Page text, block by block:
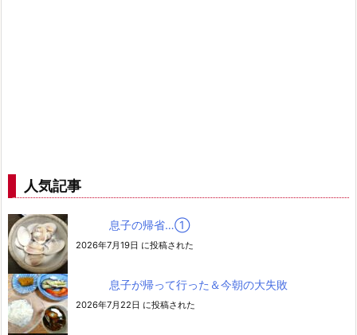
人気記事
息子の帰省…➀
2026年7月19日 に投稿された
息子が帰って行った＆今朝の大失敗
2026年7月22日 に投稿された